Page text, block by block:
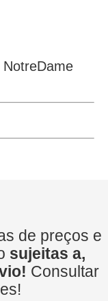
de preços e
sujeitas a,
Consultar